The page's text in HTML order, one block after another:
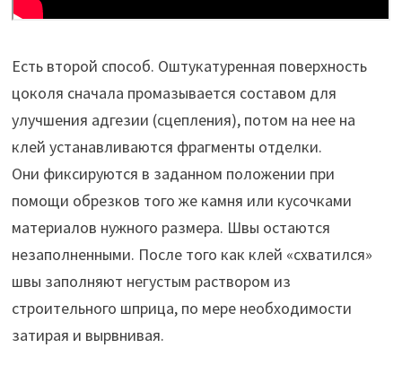
Есть второй способ. Оштукатуренная поверхность
цоколя сначала промазывается составом для
улучшения адгезии (сцепления), потом на нее на
клей устанавливаются фрагменты отделки.
Они фиксируются в заданном положении при
помощи обрезков того же камня или кусочками
материалов нужного размера. Швы остаются
незаполненными. После того как клей «схватился»
швы заполняют негустым раствором из
строительного шприца, по мере необходимости
затирая и вырвнивая.